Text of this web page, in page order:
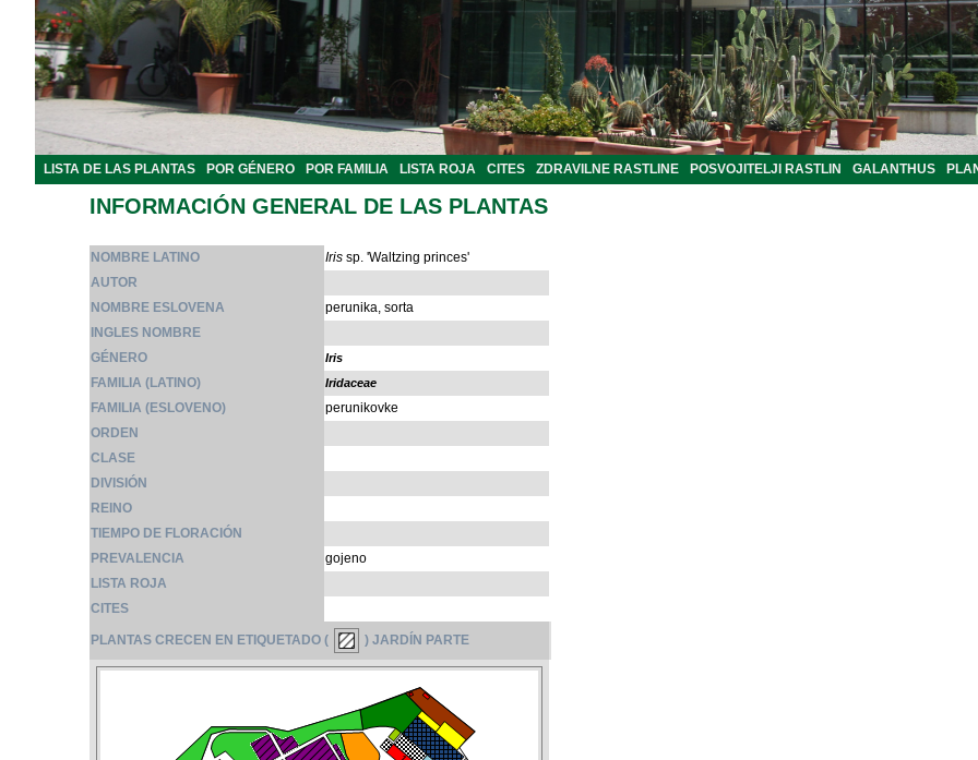
LISTA DE LAS PLANTAS POR GÉNERO POR FAMILIA LISTA ROJA CITES ZDRAVILNE RASTLINE POSVOJITELJI RASTLIN GALANTHUS
INFORMACIÓN GENERAL DE LAS PLANTAS
NOMBRE LATINO Iris sp. 'Waltzing princes'
AUTOR
NOMBRE ESLOVENA
perunika, sorta
INGLES NOMBRE
GÉNERO
Iris
FAMILIA (LATINO) Iridaceae
FAMILIA (ESLOVENO)
perunikovke
ORDEN
CLASE
DIVISIÓN
REINO
TIEMPO DE FLORACIÓN
PREVALENCIA
gojeno
LISTA ROJA
CITES
PLANTAS CRECEN EN ETIQUETADO ( ) JARDÍN PARTE